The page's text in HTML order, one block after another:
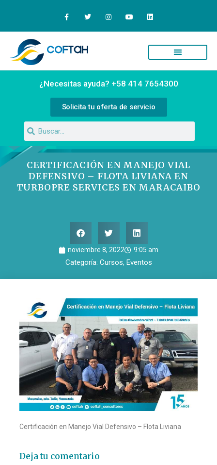
¿Necesitas ayuda? +58 414 7654300
Solicita tu oferta de servicio
CERTIFICACIÓN EN MANEJO VIAL
DEFENSIVO – FLOTA LIVIANA EN
TURBOPRE SERVICES EN MARACAIBO
noviembre 8, 2022 9:05 am
Categoría: Cursos, Eventos
Certificación en Manejo Vial Defensivo – Flota Liviana
Deja tu comentario